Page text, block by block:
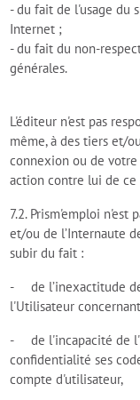
- du fait de l'usage du
Internet ;
- du fait du non-
générales.
L'éditeur n'est pas
même, à des tiers et/
connexion ou de
action contre lui de ce
7.2. Prism'emploi n'est
et/ou de l’Internaute
subir du fait :
- de l’inexactitude
l'Utilisateur
- de l'incapacité de
confidentialité ses
compte d'utilisateur,